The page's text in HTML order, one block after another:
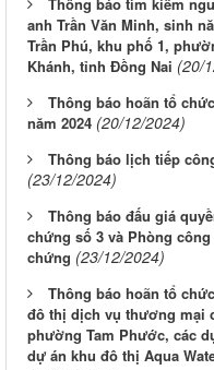
anh Trần Văn Minh, sinh
Trần Phú, khu phố 1,
Khánh, tỉnh Đồng Nai (20/
Thông báo hoãn tổ
năm 2024 (20/12/2024)
Thông báo lịch tiếp
(23/12/2024)
Thông báo đấu giá
chứng số 3 và Phòng
chứng (23/12/2024)
Thông báo hoãn tổ
đô thị dịch vụ thương mại
phường Tam Phước, các
dự án khu đô thị Aqua